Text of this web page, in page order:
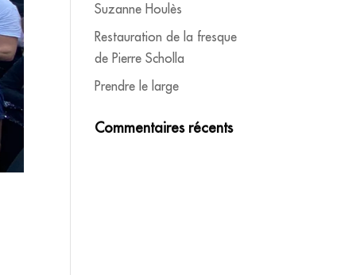
Suzanne Houlès
Restauration de la fresque
de Pierre Scholla
Prendre le large
Commentaires récents